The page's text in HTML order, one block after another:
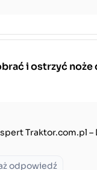
i ostrzyć
Traktor.com.pl
odpowiedź